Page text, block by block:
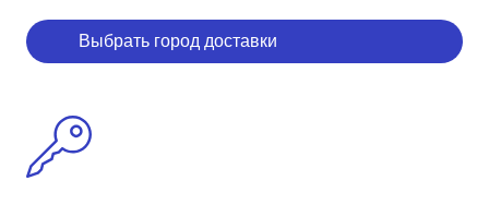
Выбрать город доставки